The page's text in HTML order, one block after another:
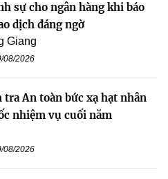
sự cho ngân hàng khi báo
dịch đáng ngờ
Giang
08/2026
tra An toàn bức xạ hạt nhân
nhiệm vụ cuối năm
08/2026